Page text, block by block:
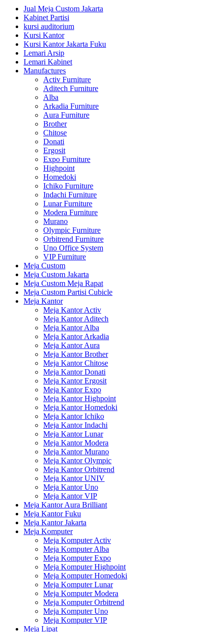
Jual Meja Custom Jakarta
Kabinet Partisi
kursi auditorium
Kursi Kantor
Kursi Kantor Jakarta Fuku
Lemari Arsip
Lemari Kabinet
Manufactures
Activ Furniture
Aditech Furniture
Alba
Arkadia Furniture
Aura Furniture
Brother
Chitose
Donati
Ergosit
Expo Furniture
Highpoint
Homedoki
Ichiko Furniture
Indachi Furniture
Lunar Furniture
Modera Furniture
Murano
Olympic Furniture
Orbitrend Furniture
Uno Office System
VIP Furniture
Meja Custom
Meja Custom Jakarta
Meja Custom Meja Rapat
Meja Custom Partisi Cubicle
Meja Kantor
Meja Kantor Activ
Meja Kantor Aditech
Meja Kantor Alba
Meja Kantor Arkadia
Meja Kantor Aura
Meja Kantor Brother
Meja Kantor Chitose
Meja Kantor Donati
Meja Kantor Ergosit
Meja Kantor Expo
Meja Kantor Highpoint
Meja Kantor Homedoki
Meja Kantor Ichiko
Meja Kantor Indachi
Meja Kantor Lunar
Meja Kantor Modera
Meja Kantor Murano
Meja Kantor Olympic
Meja Kantor Orbitrend
Meja Kantor UNIV
Meja Kantor Uno
Meja Kantor VIP
Meja Kantor Aura Brilliant
Meja Kantor Fuku
Meja Kantor Jakarta
Meja Komputer
Meja Komputer Activ
Meja Komputer Alba
Meja Komputer Expo
Meja Komputer Highpoint
Meja Komputer Homedoki
Meja Komputer Lunar
Meja Komputer Modera
Meja Komputer Orbitrend
Meja Komputer Uno
Meja Komputer VIP
Meja Lipat